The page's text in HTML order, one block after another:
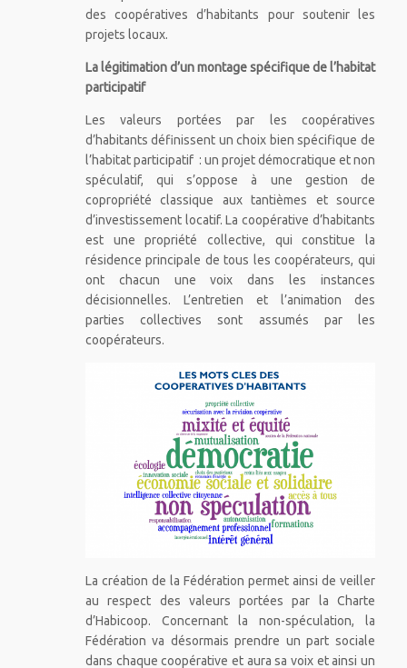
des coopératives d’habitants pour soutenir les
projets locaux.
La légitimation d’un montage spécifique de l’habitat
participatif
Les valeurs portées par les coopératives
d’habitants définissent un choix bien spécifique de
l’habitat participatif : un projet démocratique et non
spéculatif, qui s’oppose à une gestion de
copropriété classique aux tantièmes et source
d’investissement locatif. La coopérative d’habitants
est une propriété collective, qui constitue la
résidence principale de tous les coopérateurs, qui
ont chacun une voix dans les instances
décisionnelles. L’entretien et l’animation des
parties collectives sont assumés par les
coopérateurs.
La création de la Fédération permet ainsi de veiller
au respect des valeurs portées par la Charte
d’Habicoop. Concernant la non-spéculation, la
Fédération va désormais prendre un part sociale
dans chaque coopérative et aura sa voix et ainsi un